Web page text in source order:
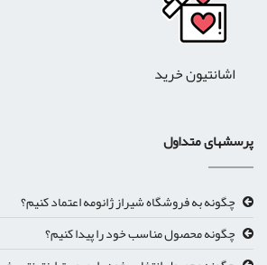
اشانتیون خرید
متداول
چگونه به فروشگاه شیراز ژانومه اعتماد کنیم؟
چگونه محصول مناسب خود را پیدا کنیم؟